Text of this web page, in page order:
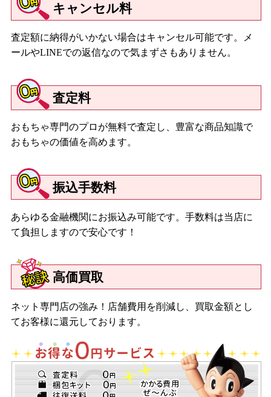
キャンセル料
査定額に納得がいかない場合はキャンセル可能です。メ
ールやLINEでの返信なので気まずさもありません。
査定料
おもちゃ専門のプロが無料で査定し、豊富な商品知識で
おもちゃの価値を高めます。
振込手数料
あらゆる金融機関にお振込み可能です。手数料は当店に
て負担しますので安心です！
高価買取
ネット専門店の強み！店舗費用を削減し、買取金額とし
てお客様に還元しております。